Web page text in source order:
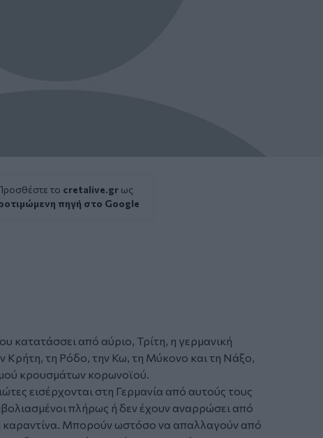
το cretalive.gr ως
πηγή στο Google
κατατάσσει από αύριο, Τρίτη, η γερμανική
Κρήτη, τη Ρόδο, την Κω, τη Μύκονο και τη Νάξο,
κρουσμάτων κορωνοϊού.
εισέρχονται στη Γερμανία από αυτούς τους
πλήρως ή δεν έχουν αναρρώσει από
καραντίνα. Μπορούν ωστόσο να απαλλαγούν από